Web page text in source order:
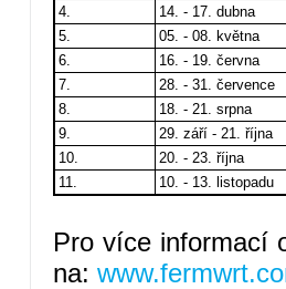
4.
14. - 17. dubna
5.
05. - 08. května
6.
16. - 19. června
7.
28. - 31. července
8.
18. - 21. srpna
9.
29. září - 21. října
10.
20. - 23. října
11.
10. - 13. listopadu
Pro více informací
na: